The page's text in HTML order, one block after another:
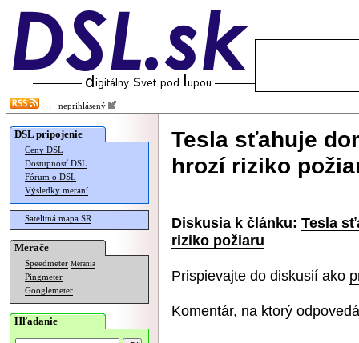
neprihlásený
DSL pripojenie
Ceny DSL
Dostupnosť DSL
Fórum o DSL
Výsledky meraní
Satelitná mapa SR
Merače
Speedmeter Merania
Pingmeter
Googlemeter
Hľadanie
Tesla sťahuje
hrozí riziko
Diskusia k článku: Tesla
riziko požiaru
Prispievajte do diskusií ako
Komentár, na ktorý